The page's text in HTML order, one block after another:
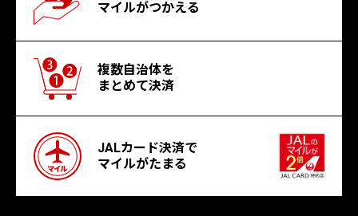
マイルがつかえる
複数自治体を
まとめて決済
JALカード決済で
マイルがたまる